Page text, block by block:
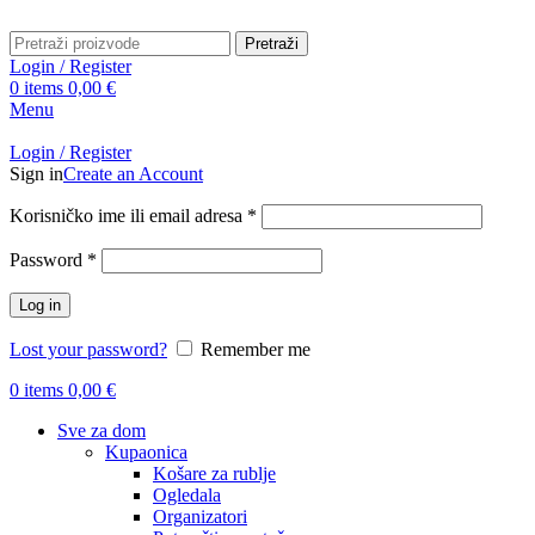
Pretraži
Login / Register
0 items 0,00 €
Menu
Login / Register
Sign inCreate an Account
Korisničko ime ili email adresa *
Password *
Log in
Lost your password?
Remember me
0 items 0,00 €
Sve za dom
Kupaonica
Košare za rublje
Ogledala
Organizatori